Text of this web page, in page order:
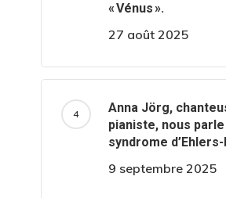
« Vénus ».
27 août 2025
Anna Jörg,
pianiste, nous parle
syndrome
9 septembre 2025